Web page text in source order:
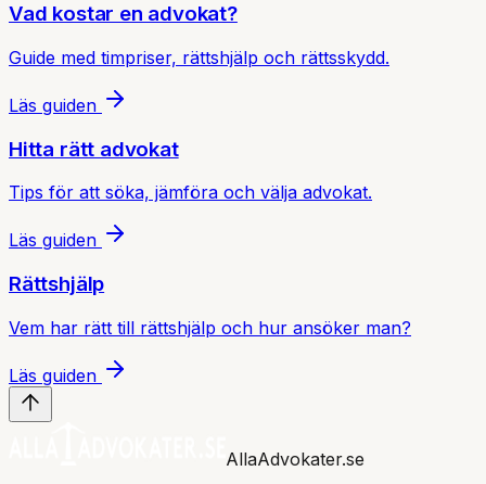
Vad kostar en advokat?
Guide med timpriser, rättshjälp och rättsskydd.
Läs guiden
Hitta rätt advokat
Tips för att söka, jämföra och välja advokat.
Läs guiden
Rättshjälp
Vem har rätt till rättshjälp och hur ansöker man?
Läs guiden
AllaAdvokater.se